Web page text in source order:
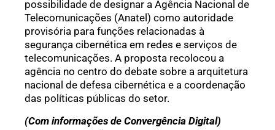
possibilidade de designar a Agência Nacional de
Telecomunicações (Anatel) como autoridade
provisória para funções relacionadas à
segurança cibernética em redes e serviços de
telecomunicações. A proposta recolocou a
agência no centro do debate sobre a arquitetura
nacional de defesa cibernética e a coordenação
das políticas públicas do setor.
(Com informações de Convergência Digital)